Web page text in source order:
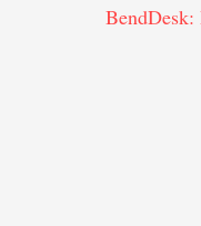
BendDesk: